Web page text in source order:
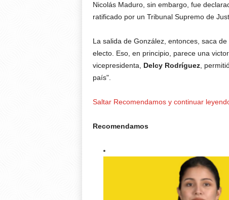
Nicolás Maduro, sin embargo, fue
ratificado por un Tribunal Supremo de
La salida de González, entonces, saca
electo. Eso, en principio, parece una
vicepresidenta, Delcy Rodríguez,
país".
Saltar Recomendamos y continuar
Recomendamos